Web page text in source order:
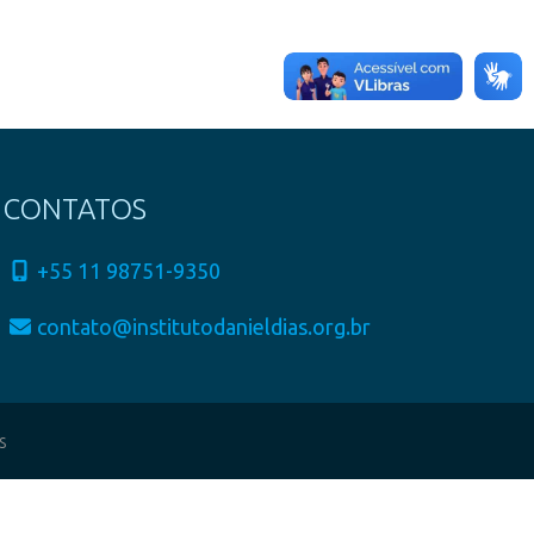
CONTATOS
+55 11 98751-9350
contato@institutodanieldias.org.br